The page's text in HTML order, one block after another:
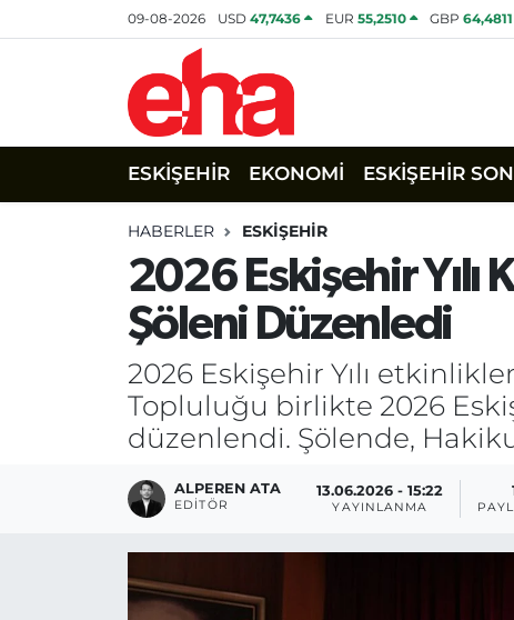
09-08-2026 USD47,7436 EUR 55,2510 GBP64,4811
ESKİŞEHİR EKONOMİ ESKİŞEHİR
HABERLER ESKİŞEHİR
2026 Eskişehir Yılı
Şöleni Düzenledi
2026 Eskişehir Yılı
Topluluğu birlikte 2026
düzenlendi. Şölende,
ALPEREN ATA
EDITÖR
13.06.2026 - 15:22
YAYINLANMA